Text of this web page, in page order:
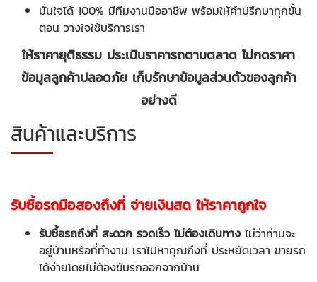
มั่นใจได้ 100% มีทีมงานมืออาชีพ พร้อมให้คำปรึกษาทุกขั้น
ตอน วางใจใช้บริการเรา
ให้ราคายุติธรรม ประเมินราคารถตามตลาด ไม่กดราคา
ข้อมูลลูกค้าปลอดภัย เก็บรักษาข้อมูลส่วนตัวของลูกค้า
อย่างดี
สินค้าและบริการ
รับซื้อรถมือสองถึงที่ จ่ายเงินสด ให้ราคาถูกใจ
รับซื้อรถถึงที่ สะดวก รวดเร็ว ไม่ต้องเดินทาง ไม่ว่าท่านจะ
อยู่บ้านหรือที่ทำงาน เราไปหาคุณถึงที่ ประหยัดเวลา ขายรถ
ได้ง่ายโดยไม่ต้องขับรถออกจากบ้าน